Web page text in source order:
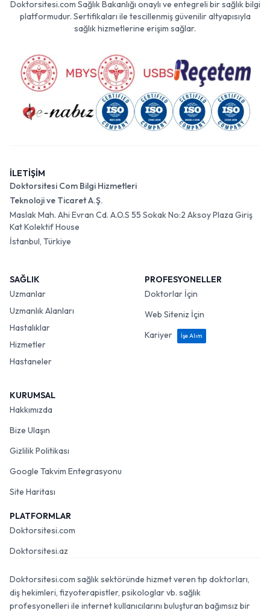
Doktorsitesi.com Sağlık Bakanlığı onaylı ve entegreli bir sağlık bilgi
platformudur. Sertifikaları ile tescillenmiş güvenilir altyapısıyla
sağlık hizmetlerine erişim sağlar.
İLETİŞİM
Doktorsitesi Com Bilgi Hizmetleri
Teknoloji ve Ticaret A.Ş.
Maslak Mah. Ahi Evran Cd. A.O.S 55 Sokak No:2 Aksoy Plaza Giriş
Kat Kolektif House
İstanbul, Türkiye
SAĞLIK
Uzmanlar
Uzmanlık Alanları
Hastalıklar
Hizmetler
Hastaneler
PROFESYONELLER
Doktorlar İçin
Web Siteniz İçin
Kariyer
İşe Alım
KURUMSAL
Hakkımızda
Bize Ulaşın
Gizlilik Politikası
Google Takvim Entegrasyonu
Site Haritası
PLATFORMLAR
Doktorsitesi.com
Doktorsitesi.az
Doktorsitesi.com sağlık sektöründe hizmet veren tıp doktorları,
diş hekimleri, fizyoterapistler, psikologlar vb. sağlık
profesyonelleri ile internet kullanıcılarını buluşturan bağımsız bir